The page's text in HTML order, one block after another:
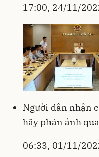
17:00, 24/11/
Người dân nhận
hãy phản ánh
06:33, 01/11/